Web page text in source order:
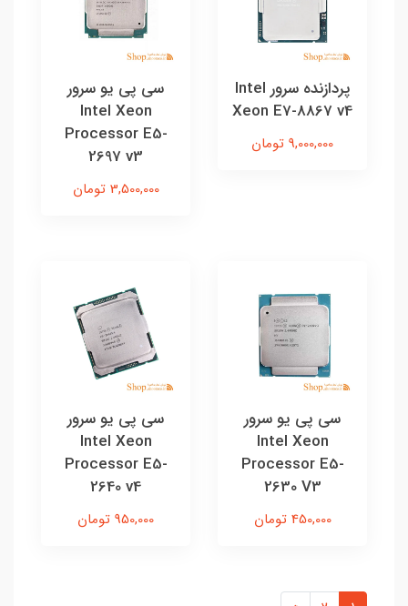
پردازنده سرور Intel
Xeon E7-8867 v4
9,000,000 تومان
سی پی یو سرور
Intel Xeon
Processor E5-
2697 v3
3,500,000 تومان
سی پی یو سرور
Intel Xeon
Processor E5-
2630 V3
450,000 تومان
سی پی یو سرور
Intel Xeon
Processor E5-
2640 v4
950,000 تومان